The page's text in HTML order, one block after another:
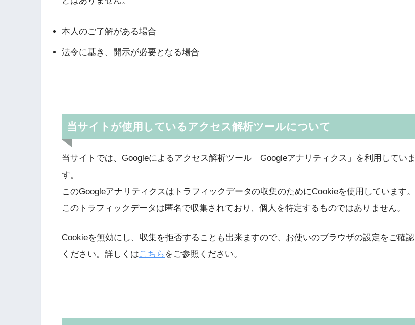
本人のご了解がある場合
法令に基き、開示が必要となる場合
当サイトが使用しているアクセス解析ツールについて
当サイトでは、Googleによるアクセス解析ツール「Googleアナリティクス」を利用していま
す。
このGoogleアナリティクスはトラフィックデータの収集のためにCookieを使用しています。
このトラフィックデータは匿名で収集されており、個人を特定するものではありません。
Cookieを無効にし、収集を拒否することも出来ますので、お使いのブラウザの設定をご確認
ください。詳しくはこちら をご参照ください。